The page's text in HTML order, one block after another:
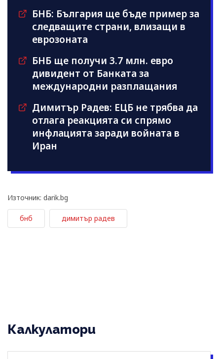
БНБ: България ще бъде пример за
следващите страни, влизащи в
еврозоната
БНБ ще получи 3.7 млн. евро
дивидент от Банката за
международни разплащания
Димитър Радев: ЕЦБ не трябва да
отлага реакцията си спрямо
инфлацията заради войната в
Иран
Източник: darik.bg
бнб димитър радев
Калкулатори